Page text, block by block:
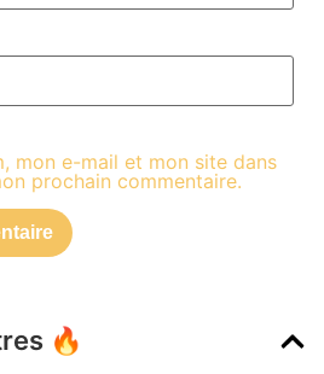
🔥
mon e-mail et mon site dans
prochain commentaire.